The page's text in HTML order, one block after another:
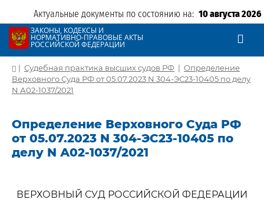
Актуальные документы по состоянию на: 10 августа 2026
ЗАКОНЫ, КОДЕКСЫ И
НОРМАТИВНО-ПРАВОВЫЕ АКТЫ
РОССИЙСКОЙ ФЕДЕРАЦИИ
| Судебная практика высших судов РФ | Определение
Верховного Суда РФ от 05.07.2023 N 304-ЭС23-10405 по делу
N А02-1037/2021
Определение Верховного Суда РФ
от 05.07.2023 N 304-ЭС23-10405 по
делу N А02-1037/2021
ВЕРХОВНЫЙ СУД РОССИЙСКОЙ ФЕДЕРАЦИИ